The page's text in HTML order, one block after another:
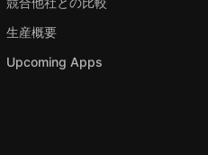
生産概要
Upcoming Apps